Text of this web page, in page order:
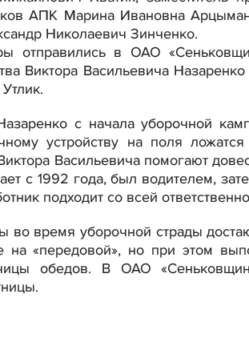
АПК Марина Ивановна
Николаевич Зинченко.
отправились в ОАО
Виктора Васильевича
с начала уборочной
устройству на поля
Васильевича помогают
с 1992 года, был водителем,
подходит со всей
во время уборочной страды
на «передовой», но при этом
обедов. В ОАО